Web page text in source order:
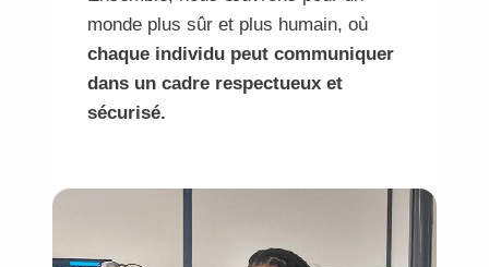
monde plus sûr et plus humain, où
chaque individu peut communiquer
dans un cadre respectueux et
sécurisé.